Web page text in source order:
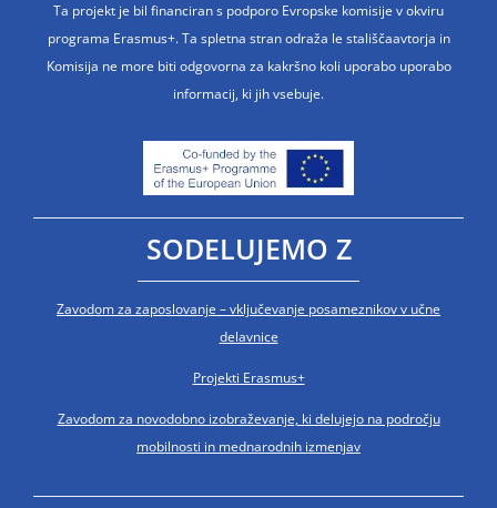
Ta projekt je bil financiran s podporo Evropske komisije v okviru
programa Erasmus+. Ta spletna stran odraža le stališčaavtorja in
Komisija ne more biti odgovorna za kakršno koli uporabo uporabo
informacij, ki jih vsebuje.
SODELUJEMO Z
Zavodom za zaposlovanje – vključevanje posameznikov v učne
delavnice
Projekti Erasmus+
Zavodom za novodobno izobraževanje, ki delujejo na področju
mobilnosti in mednarodnih izmenjav